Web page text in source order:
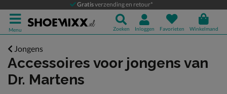
Gratisverzending en retour*
Menu Zoeken Inloggen Favorieten Winkelmand
Jongens
Accessoires voor jongens van
Dr. Martens